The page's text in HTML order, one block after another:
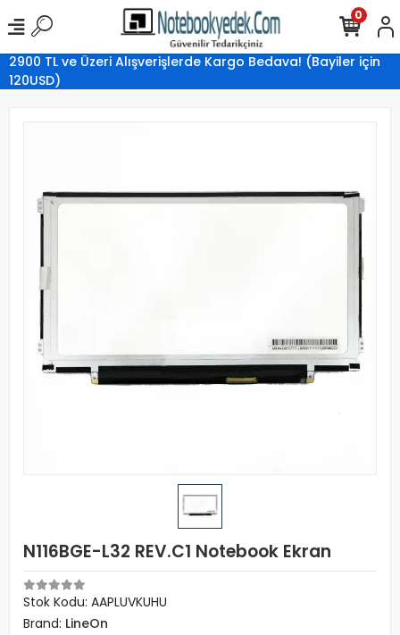
2900 TL ve Üzeri Alışverişlerde Kargo Bedava! (Bayiler için
120USD)
0
N116BGE-L32 REV.C1 Notebook Ekran
Stok Kodu: AAPLUVKUHU
Brand: LineOn